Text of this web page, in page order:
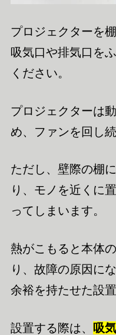
プロジェクターを
吸気口や排気口を
ください。
プロジェクターは
め、ファンを回し
ただし、壁際の棚
り、モノを近くに
ってしまいます。
熱がこもると本体
り、故障の原因に
余裕を持たせた設
設置する際は、 吸